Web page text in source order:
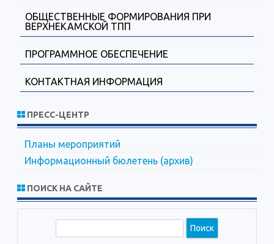
ОБЩЕСТВЕННЫЕ ФОРМИРОВАНИЯ ПРИ
ВЕРХНЕКАМСКОЙ ТПП
ПРОГРАММНОЕ ОБЕСПЕЧЕНИЕ
КОНТАКТНАЯ ИНФОРМАЦИЯ
ПРЕСС-ЦЕНТР
Планы мероприятий
Информационный бюлетень (архив)
ПОИСК НА САЙТЕ